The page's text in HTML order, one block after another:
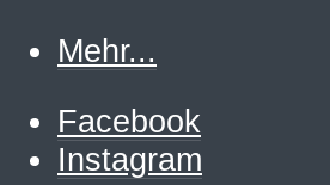
Mehr...
Facebook
Instagram